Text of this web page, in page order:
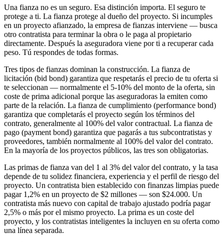
Una fianza no es un seguro. Esa distinción importa. El seguro te
protege a ti. La fianza protege al dueño del proyecto. Si incumples
en un proyecto afianzado, la empresa de fianzas interviene — busca
otro contratista para terminar la obra o le paga al propietario
directamente. Después la aseguradora viene por ti a recuperar cada
peso. Tú respondes de todas formas.
Tres tipos de fianzas dominan la construcción. La fianza de
licitación (bid bond) garantiza que respetarás el precio de tu oferta si
te seleccionan — normalmente el 5-10% del monto de la oferta, sin
coste de prima adicional porque las aseguradoras la emiten como
parte de la relación. La fianza de cumplimiento (performance bond)
garantiza que completarás el proyecto según los términos del
contrato, generalmente al 100% del valor contractual. La fianza de
pago (payment bond) garantiza que pagarás a tus subcontratistas y
proveedores, también normalmente al 100% del valor del contrato.
En la mayoría de los proyectos públicos, las tres son obligatorias.
Las primas de fianza van del 1 al 3% del valor del contrato, y la tasa
depende de tu solidez financiera, experiencia y el perfil de riesgo del
proyecto. Un contratista bien establecido con finanzas limpias puede
pagar 1,2% en un proyecto de $2 millones — son $24.000. Un
contratista más nuevo con capital de trabajo ajustado podría pagar
2,5% o más por el mismo proyecto. La prima es un coste del
proyecto, y los contratistas inteligentes la incluyen en su oferta como
una línea separada.